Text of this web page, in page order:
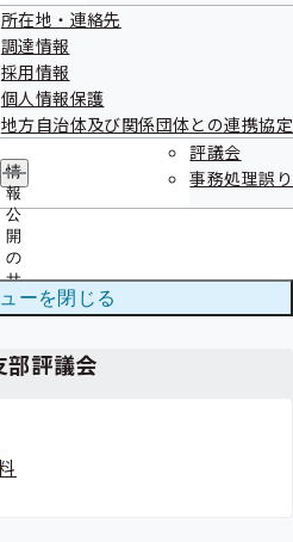
所在地・連絡先
調達情報
採用情報
個人情報保護
地方自治体及び関係団体との連携協定
情
報
公
開
の
サ
ブ
メ
ュ
評議会
事務処理誤り
ーを閉じる
は、当時の資料番号・日付が
ます。ご了承ください。
評議会